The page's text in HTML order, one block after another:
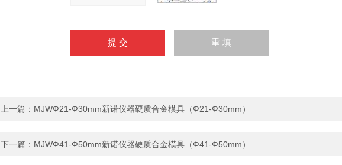
上一篇： MJWФ21-Ф30mm新诺仪器硬质合金模具（Ф21-Ф30mm）
下一篇： MJWФ41-Ф50mm新诺仪器硬质合金模具（Ф41-Ф50mm）